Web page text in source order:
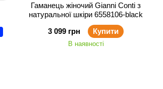
Гаманець жіночий Gianni Conti з
натуральної шкіри 6558106-black
3 099 грн
Купити
В наявності